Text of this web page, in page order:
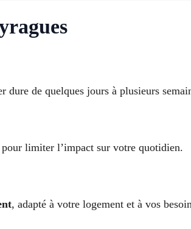
de quelques jours à plusieurs
pour limiter l’impact sur votre quotidien.
, adapté à votre logement et à vos